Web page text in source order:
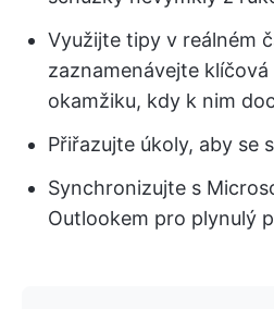
Využijte tipy v reálném
zaznamenávejte
okamžiku, kdy k nim
Přiřazujte úkoly, aby se
Synchronizujte s
Outlookem pro plynulý